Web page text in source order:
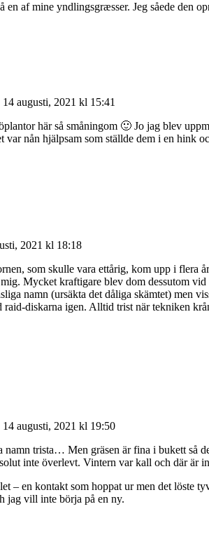
en af mine yndlingsgræsser. Jeg såede den
14 augusti, 2021 kl 15:41
här så småningom 🙂 Jo jag blev
var nån hjälpsam som ställde dem i en hink
2021 kl 18:18
som skulle vara ettårig, kom upp i flera
Mycket kraftigare blev dom dessutom
namn (ursäkta det dåliga skämtet) men
raid-diskarna igen. Alltid trist när tekniken
14 augusti, 2021 kl 19:50
namn trista… Men gräsen är fina i bukett så
inte överlevt. Vintern var kall och där är
– en kontakt som hoppat ur men det löste
jag vill inte börja på en ny.